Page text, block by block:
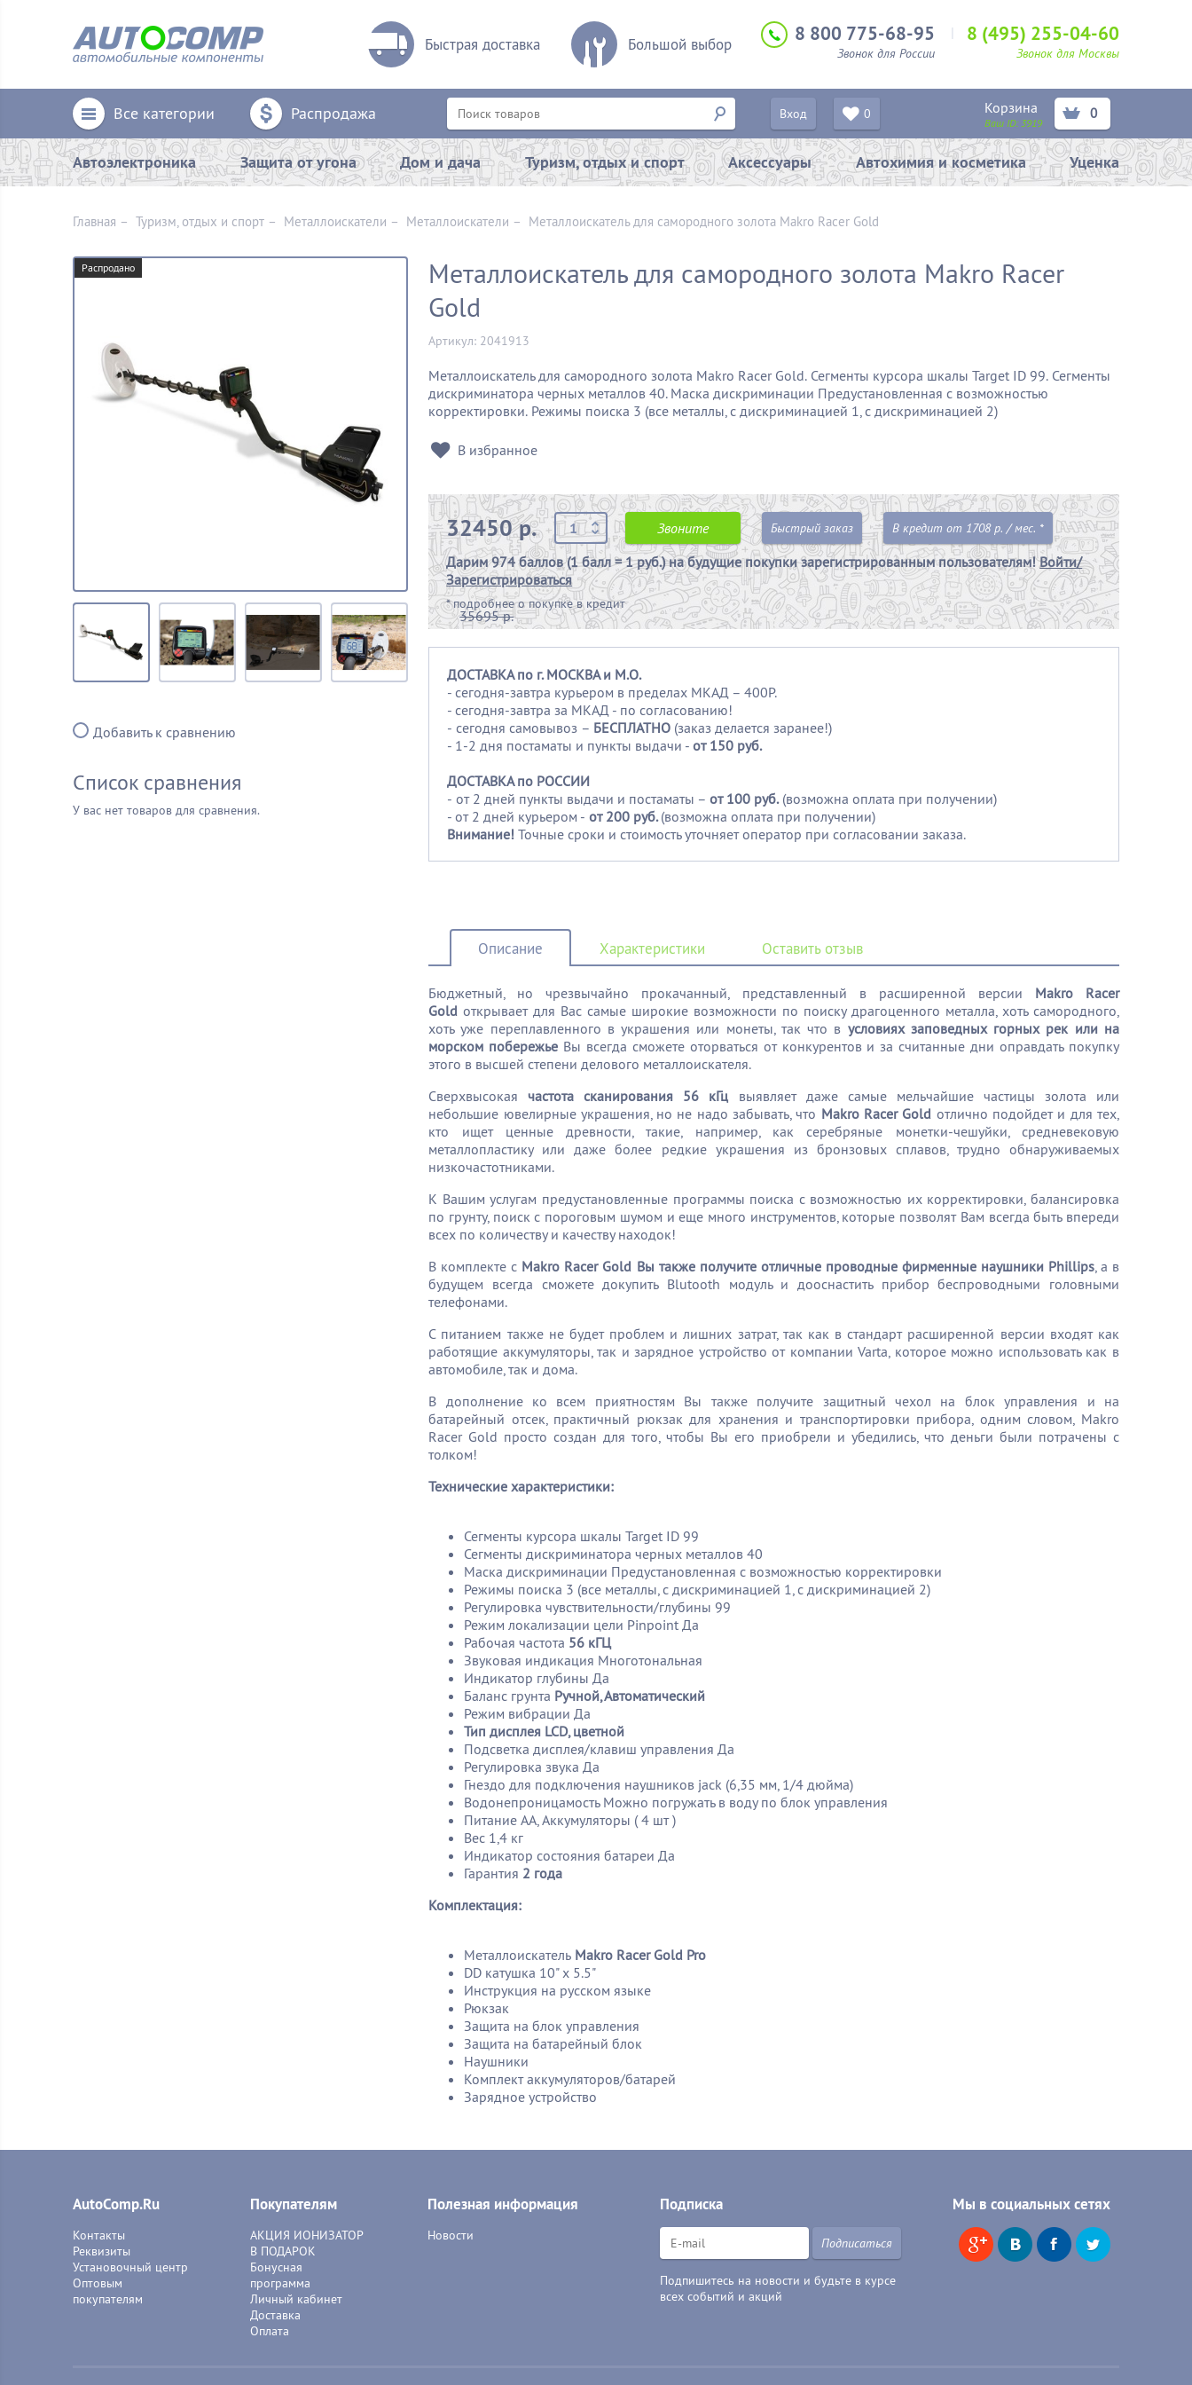
Быстрая доставка Большой выбор 8 800 775-68-95
Звонок для России
8 (495) 255-04-60
Звонок для Москвы
Все категории Распродажа Вход 0 Корзина
Ваш ID: 3919
0
Автоэлектроника Защита от угона Дом и дача Туризм, отдых и спорт Аксессуары Автохимия и косметика Уценка
Главная – Туризм, отдых и спорт – Металлоискатели – Металлоискатели – Металлоискатель для самородного золота Makro Racer Gold
Распродано
Добавить к сравнению
Список сравнения
У вас нет товаров для сравнения.
Металлоискатель для самородного золота Makro Racer
Gold
Артикул: 2041913
Металлоискатель для самородного золота Makro Racer Gold. Сегменты курсора шкалы Target ID 99. Сегменты
дискриминатора черных металлов 40. Маска дискриминации Предустановленная с возможностью
корректировки. Режимы поиска 3 (все металлы, с дискриминацией 1, с дискриминацией 2)
В избранное
32450 р.
35695 р.
Звоните Быстрый заказ В кредит от 1708 р. / мес. *
Дарим974 баллов (1 балл = 1 руб.)на будущие покупки зарегистрированным пользователям!Войти/
Зарегистрироваться
*подробнее о покупке в кредит
ДОСТАВКА по г. МОСКВА и М.О.
- сегодня-завтра курьером в пределах МКАД – 400Р.
- сегодня-завтра за МКАД - по согласованию!
- сегодня самовывоз – БЕСПЛАТНО (заказ делается заранее!)
- 1-2 дня постаматы и пункты выдачи -от 150 руб.
ДОСТАВКА по РОССИИ
- от 2 дней пункты выдачи и постаматы –от 100 руб. (возможна оплата при получении)
- от 2 дней курьером -от 200 руб.(возможна оплата при получении)
Внимание!Точные сроки и стоимость уточняет оператор при согласовании заказа.
Описание Характеристики Оставить отзыв
Бюджетный, но чрезвычайно прокачанный, представленный в расширенной версии Makro Racer
Gold открывает для Вас самые широкие возможности по поиску драгоценного металла, хоть самородного,
хоть уже переплавленного в украшения или монеты, так что в условиях заповедных горных рек или на
морском побережье Вы всегда сможете оторваться от конкурентов и за считанные дни оправдать покупку
этого в высшей степени делового металлоискателя.
Сверхвысокаячастота сканирования 56 кГц выявляет даже самые мельчайшие частицы золота или
небольшие ювелирные украшения, но не надо забывать, что Makro Racer Gold отлично подойдет и для тех,
кто ищет ценные древности, такие, например, как серебряные монетки-чешуйки, средневековую
металлопластику или даже более редкие украшения из бронзовых сплавов, трудно обнаруживаемых
низкочастотниками.
К Вашим услугам предустановленные программы поиска с возможностью их корректировки, балансировка
по грунту, поиск с пороговым шумом и еще много инструментов, которые позволят Вам всегда быть впереди
всех по количеству и качеству находок!
В комплекте с Makro Racer Gold Вы также получите отличные проводные фирменные наушники Phillips, а в
будущем всегда сможете докупить Blutooth модуль и дооснастить прибор беспроводными головными
телефонами.
С питанием также не будет проблем и лишних затрат, так как в стандарт расширенной версии входят как
работящие аккумуляторы, так и зарядное устройство от компании Varta, которое можно использовать как в
автомобиле, так и дома.
В дополнение ко всем приятностям Вы также получите защитный чехол на блок управления и на
батарейный отсек, практичный рюкзак для хранения и транспортировки прибора, одним словом, Makro
Racer Gold просто создан для того, чтобы Вы его приобрели и убедились, что деньги были потрачены с
толком!
Технические характеристики:
Сегменты курсора шкалы Target ID 99
Сегменты дискриминатора черных металлов 40
Маска дискриминации Предустановленная с возможностью корректировки
Режимы поиска 3 (все металлы, с дискриминацией 1, с дискриминацией 2)
Регулировка чувствительности/глубины 99
Режим локализации цели Pinpoint Да
Рабочая частота 56 кГЦ
Звуковая индикация Многотональная
Индикатор глубины Да
Баланс грунта Ручной, Автоматический
Режим вибрации Да
Тип дисплея LCD, цветной
Подсветка дисплея/клавиш управления Да
Регулировка звука Да
Гнездо для подключения наушников jack (6,35 мм, 1/4 дюйма)
Водонепроницамость Можно погружать в воду по блок управления
Питание AA, Аккумуляторы ( 4 шт )
Вес 1,4 кг
Индикатор состояния батареи Да
Гарантия 2 года
Комплектация:
Металлоискатель Makro Racer Gold Pro
DD катушка 10" х 5.5"
Инструкция на русском языке
Рюкзак
Защита на блок управления
Защита на батарейный блок
Наушники
Комплект аккумуляторов/батарей
Зарядное устройство
AutoComp.Ru
Контакты
Реквизиты
Установочный центр
Оптовым
покупателям
Покупателям
АКЦИЯ ИОНИЗАТОР
В ПОДАРОК
Бонусная
программа
Личный кабинет
Доставка
Оплата
Полезная информация
Новости
Подписка
Подписаться
Подпишитесь на новости и будьте в курсе
всех событий и акций
Мы в социальных сетях